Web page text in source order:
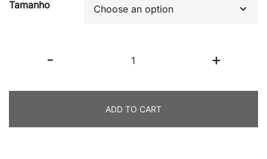
Tamanho
-
Anita
+
ADD TO CART